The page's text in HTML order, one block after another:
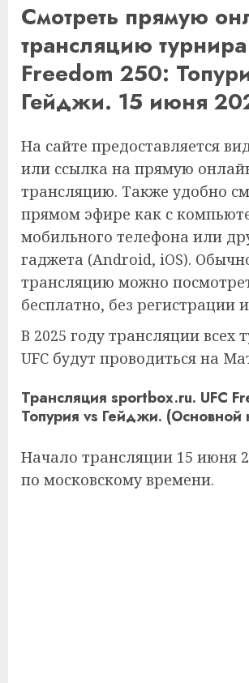
Смотреть прямую
трансляцию
Freedom 250:
Гейджи. 15 июня
На сайте предоставляется
или ссылка на прямую
трансляцию. Также удобно
прямом эфире как с
мобильного телефона или
гаджета (Android, iOS).
трансляцию можно
бесплатно, без регистрации
В 2025 году трансляции всех
UFC будут проводиться на
Трансляция sportbox.ru. UFC
Топурия vs Гейджи. (Основной
Начало трансляции 15 июня
по московскому времени.